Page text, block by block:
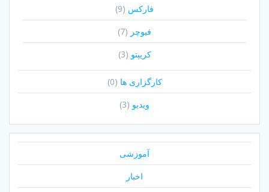
فارکس (9)
فیوچر (7)
کریپتو (3)
کارگزاری ها (0)
ویدیو (3)
آموزشی
اخبار